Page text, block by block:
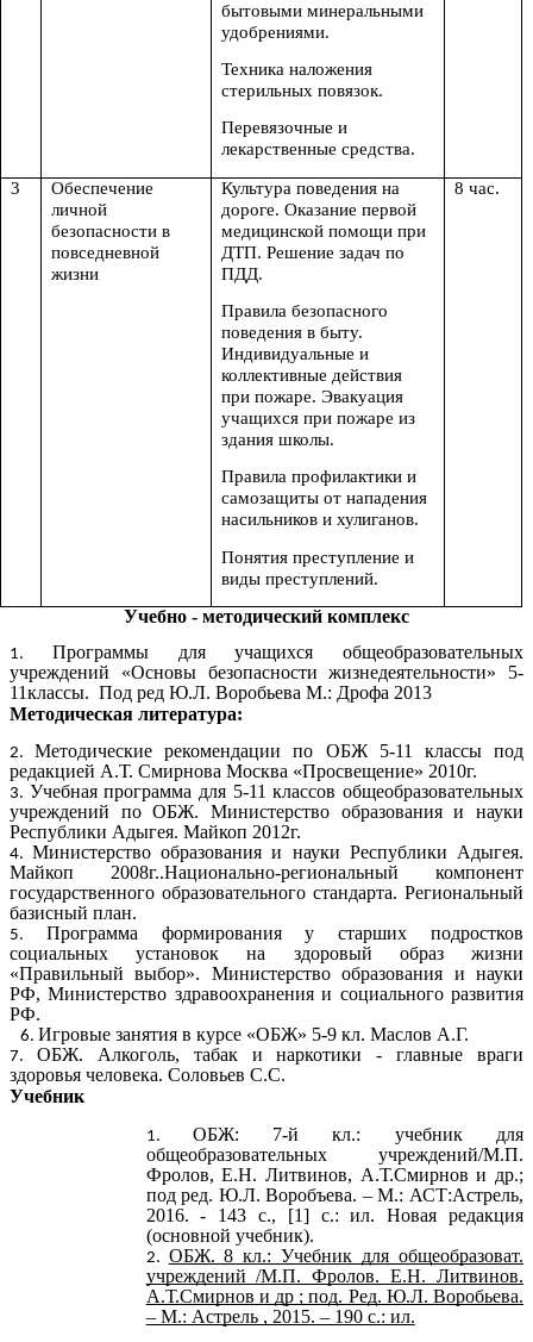
бытовыми минеральными
удобрениями.
Техника наложения
стерильных повязок.
Перевязочные и
лекарственные средства.
3
Обеспечение
личной
безопасности в
повседневной
жизни
Культура поведения на
дороге. Оказание первой
медицинской помощи при
ДТП. Решение задач по
ПДД.
Правила безопасного
поведения в быту.
Индивидуальные и
коллективные действия
при пожаре. Эвакуация
учащихся при пожаре из
здания школы.
Правила профилактики и
самозащиты от нападения
насильников и хулиганов.
Понятия преступление и
виды преступлений.
8 час.
Учебно - методический комплекс
Программы для учащихся общеобразовательных
учреждений «Основы безопасности жизнедеятельности» 5-
11классы. Под ред Ю.Л. Воробьева М.: Дрофа 2013
Методическая литература:
Методические рекомендации по ОБЖ 5-11 классы под
редакцией А.Т. Смирнова Москва «Просвещение» 2010г.
Учебная программа для 5-11 классов общеобразовательных
учреждений по ОБЖ. Министерство образования и науки
Республики Адыгея. Майкоп 2012г.
Министерство образования и науки Республики Адыгея.
Майкоп 2008г..Национально-региональный компонент
государственного образовательного стандарта. Региональный
базисный план.
Программа формирования у старших подростков
социальных установок на здоровый образ жизни
«Правильный выбор». Министерство образования и науки
РФ, Министерство здравоохранения и социального развития
РФ.
Игровые занятия в курсе «ОБЖ» 5-9 кл. Маслов А.Г.
ОБЖ. Алкоголь, табак и наркотики - главные враги
здоровья человека. Соловьев С.С.
Учебник
ОБЖ: 7-й кл.: учебник для
общеобразовательных учреждений/М.П.
Фролов, Е.Н. Литвинов, А.Т.Смирнов и др.;
под ред. Ю.Л. Воробъева. – М.: АСТ:Астрель,
2016. - 143 с., [1] с.: ил. Новая редакция
(основной учебник).
ОБЖ. 8 кл.: Учебник для общеобразоват.
учреждений /М.П. Фролов. Е.Н. Литвинов.
А.Т.Смирнов и др ; под. Ред. Ю.Л. Воробьева.
– М.: Астрель , 2015. – 190 с.: ил.